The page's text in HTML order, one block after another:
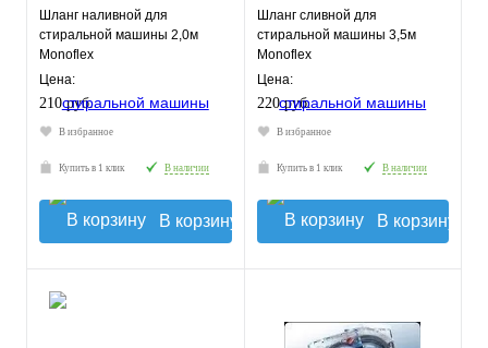
Шланг наливной для
стиральной машины 2,0м
Monoflex
Цена:
210 руб.
В избранное
Купить в 1 клик В наличии
В корзину
Шланг сливной для
стиральной машины 3,5м
Monoflex
Цена:
220 руб.
В избранное
Купить в 1 клик В наличии
В корзину